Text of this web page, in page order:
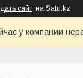
сайт на Satu.kz
у компании